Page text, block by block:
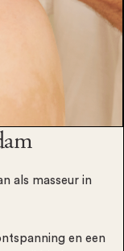
als masseur in
en een